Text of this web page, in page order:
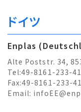
ドイツ
Enplas
Alte Poststr. 34,
Tel:49-8161-233-
Fax:49-8161-233-
Email: